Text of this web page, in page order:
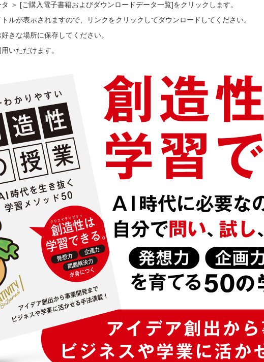
＞ [ご購入電子書籍およびダウンロードデータ一覧]をクリックします。
ルが表示されますので、リンクをクリックしてダウンロードしてください。
きな場所に保存してください。
いただけます。